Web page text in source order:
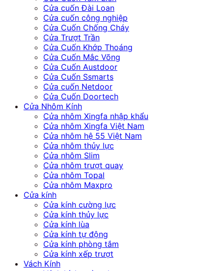
Cửa cuốn Đài Loan
Cửa cuốn công nghiệp
Cửa Cuốn Chống Cháy
Cửa Trượt Trần
Cửa Cuốn Khớp Thoáng
Cửa Cuốn Mắc Võng
Cửa Cuốn Austdoor
Cửa Cuốn Ssmarts
Cửa cuốn Netdoor
Cửa Cuốn Doortech
Cửa Nhôm Kính
Cửa nhôm Xingfa nhập khẩu
Cửa nhôm Xingfa Việt Nam
Cửa nhôm hệ 55 Việt Nam
Cửa nhôm thủy lực
Cửa nhôm Slim
Cửa nhôm trượt quay
Cửa nhôm Topal
Cửa nhôm Maxpro
Cửa kính
Cửa kính cường lực
Cửa kính thủy lực
Cửa kính lùa
Cửa kính tự động
Cửa kính phòng tắm
Cửa kính xếp trượt
Vách Kính